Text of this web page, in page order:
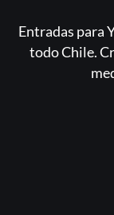
Entradas para
todo Chile.